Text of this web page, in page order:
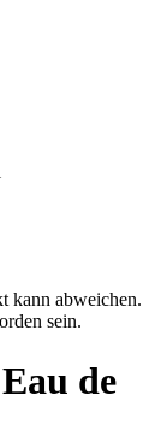
kann abweichen.
sein.
de